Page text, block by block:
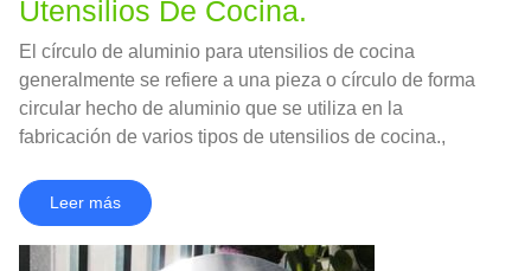
Utensilios De Cocina.
El círculo de aluminio para utensilios de cocina
generalmente se refiere a una pieza o círculo de forma
circular hecho de aluminio que se utiliza en la
fabricación de varios tipos de utensilios de cocina.,
Leer más